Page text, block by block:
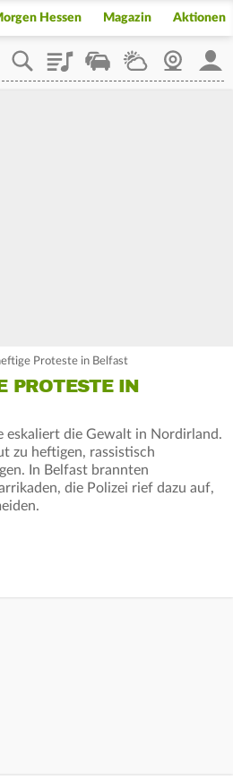
Hessen Magazin Aktionen
PlaylistStaupilotWetterWebcam
Proteste in Belfast
PROTESTE IN
eskaliert die Gewalt in Nordirland.
zu heftigen, rassistisch
In Belfast brannten
die Polizei rief dazu auf,